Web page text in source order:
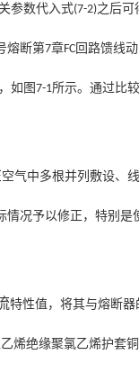
参数代入式(7-2)之后可
熔断第7章FC回路馈线
如图7-1所示。通过比
空气中多根并列敷设、
况予以修正，特别是
特性值，将其与熔断
烯绝缘聚氯乙烯护套